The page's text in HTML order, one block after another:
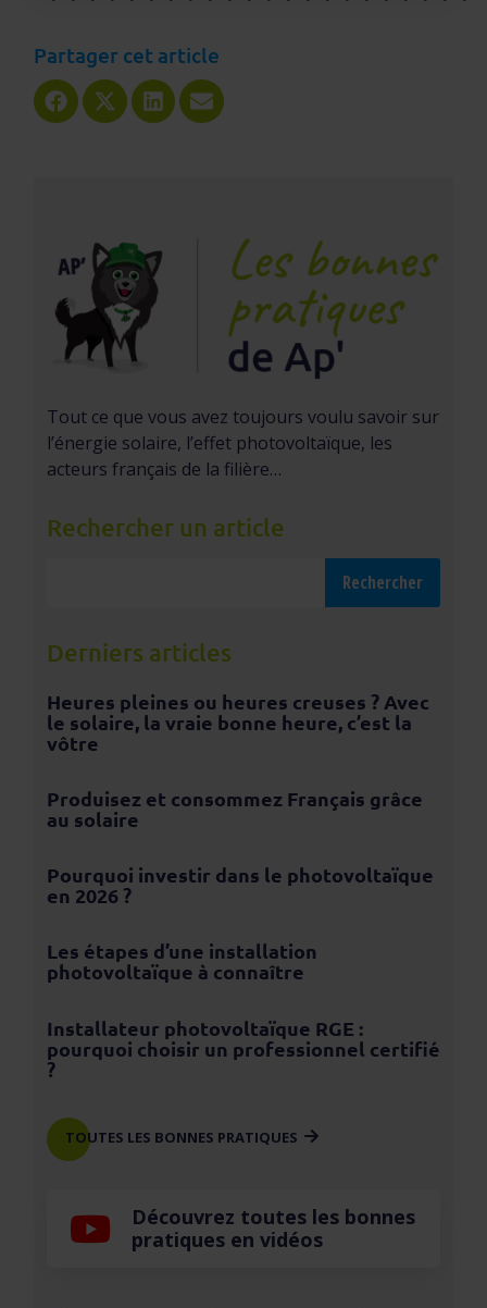
Partager cet article
Share
on
Share
on
Share
on
Share
on
Tout ce que vous avez toujours voulu savoir sur
l’énergie solaire, l’effet photovoltaïque, les
acteurs français de la filière…
Rechercher un article
Derniers articles
Heures pleines ou heures creuses ? Avec
le solaire, la vraie bonne heure, c’est la
vôtre
Produisez et consommez Français grâce
au solaire
Pourquoi investir dans le photovoltaïque
en 2026 ?
Les étapes d’une installation
photovoltaïque à connaître
Installateur photovoltaïque RGE :
pourquoi choisir un professionnel certifié
?
TOUTES LES BONNES PRATIQUES
Découvrez toutes les bonnes
pratiques en vidéos